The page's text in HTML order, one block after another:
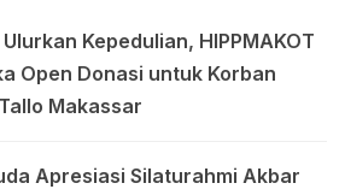
Kepedulian, HIPPMAKOT
Open Donasi untuk Korban
Makassar
Apresiasi Silaturahmi Akbar